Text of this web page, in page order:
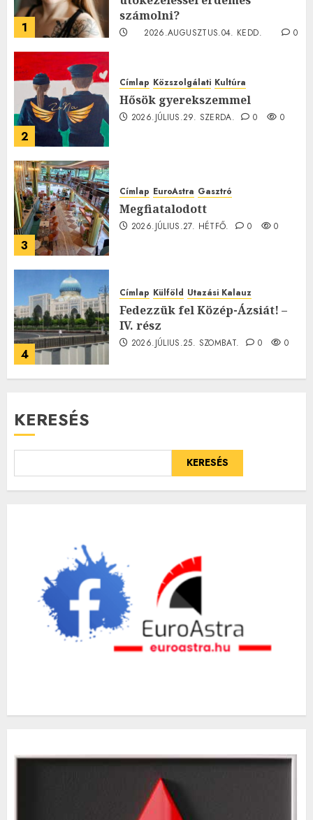
1
számolni?
2026.AUGUSZTUS.04. KEDD.
0
2
Címlap Közszolgálati Kultúra
Hősök gyerekszemmel
2026.JÚLIUS.29. SZERDA. 0 0
3
Címlap EuroAstra Gasztró
Megfiatalodott
2026.JÚLIUS.27. HÉTFŐ. 0 0
4
Címlap Külföld Utazási Kalauz
Fedezzük fel Közép-Ázsiát! –
IV. rész
2026.JÚLIUS.25. SZOMBAT. 0 0
KERESÉS
KERESÉS